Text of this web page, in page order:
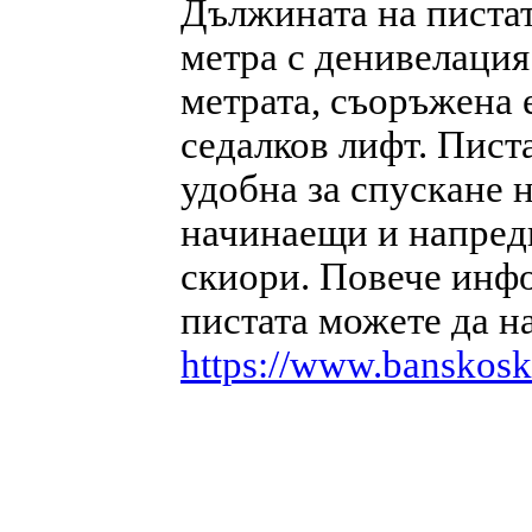
Дължината на
метра с
метрата, съоръжена
седалков лифт.
удобна за спускане
начинаещи и
скиори. Повече
пистата можете да
https://